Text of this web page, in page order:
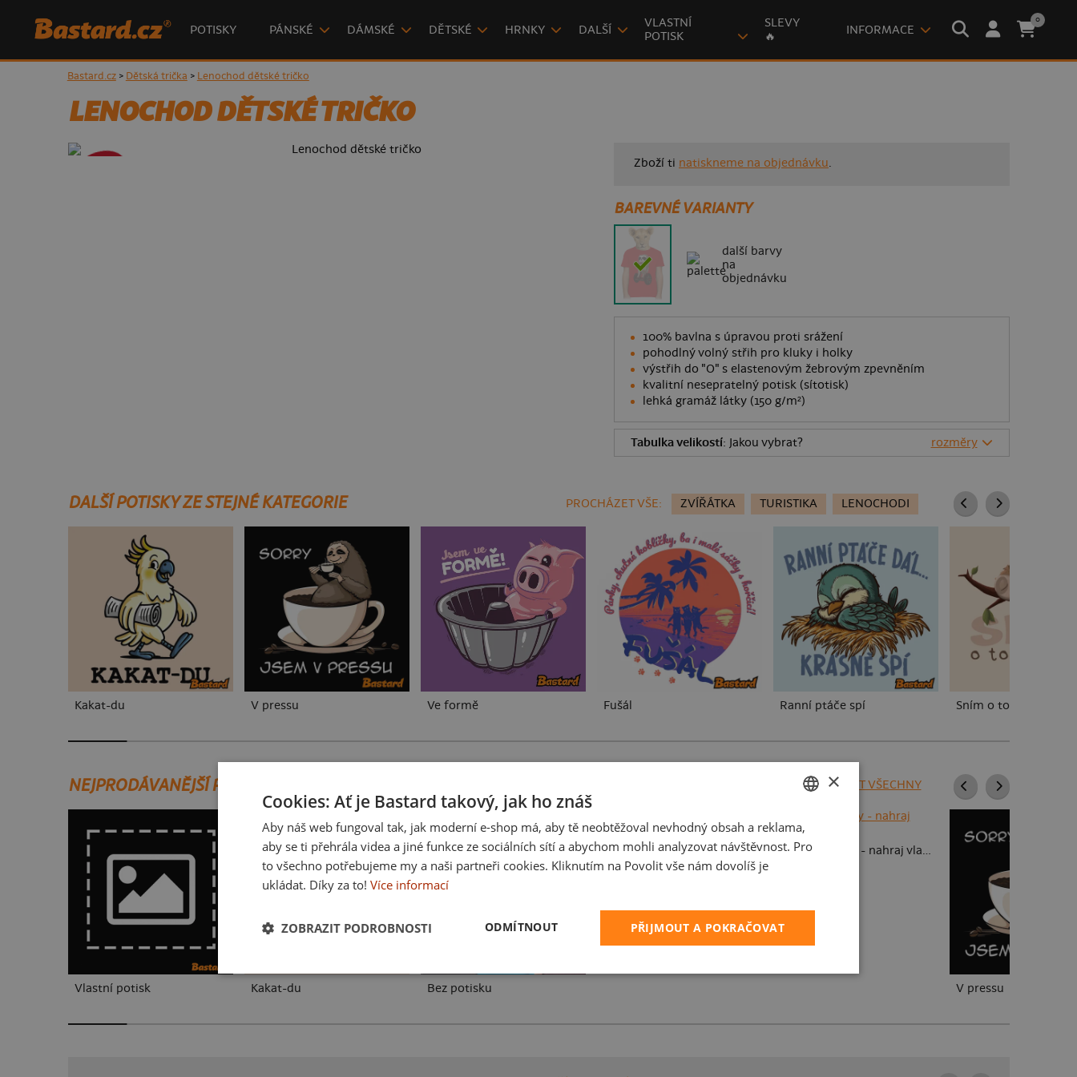
POTISKY PÁNSKÉ DÁMSKÉ DĚTSKÉ HRNKY DALŠÍ
VLASTNÍ
POTISK
SLEVY
🔥
INFORMACE
0
Bastard.cz> Dětská trička > Lenochod dětské tričko
LENOCHOD DĚTSKÉ TRIČKO
Zboží ti natiskneme na objednávku.
BAREVNÉ VARIANTY
další barvy
na
objednávku
100% bavlna s úpravou proti srážení
pohodlný volný střih pro kluky i holky
výstřih do "O" s elastenovým žebrovým zpevněním
kvalitní nesepratelný potisk (sítotisk)
lehká gramáž látky (150 g/m²)
Tabulka velikostí: Jakou vybrat? rozměry
DALŠÍ POTISKY ZE STEJNÉ KATEGORIE PROCHÁZET VŠE: ZVÍŘÁTKA TURISTIKA LENOCHODI
Kakat-du V pressu Ve formě Fušál Ranní ptáče spí Sním o tom, co sním
NEJPRODÁVANĚJŠÍ POTISKY ZOBRAZIT VŠECHNY
Vlastní potisk Kakat-du Bez potisku
Karikatura z vlastní fotky
Dětské kresby - nahraj vlastní
V pressu
CZECH
SLOVAK
×
Cookies: Ať je Bastard takový, jak ho znáš
Aby náš web fungoval tak, jak moderní e-shop má, aby tě neobtěžoval nevhodný obsah a reklama,
aby se ti přehrála videa a jiné funkce ze sociálních sítí a abychom mohli analyzovat návštěvnost. Pro
to všechno potřebujeme my a naši partneři cookies. Kliknutím na Povolit vše nám dovolíš je
ukládat. Díky za to! Více informací
PŘIJMOUT A POKRAČOVAT
ODMÍTNOUT
ZOBRAZIT PODROBNOSTI